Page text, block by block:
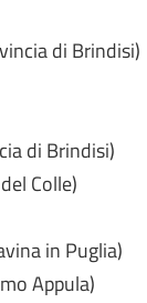
di Brindisi)
di Brindisi)
Colle)
in Puglia)
Appula)